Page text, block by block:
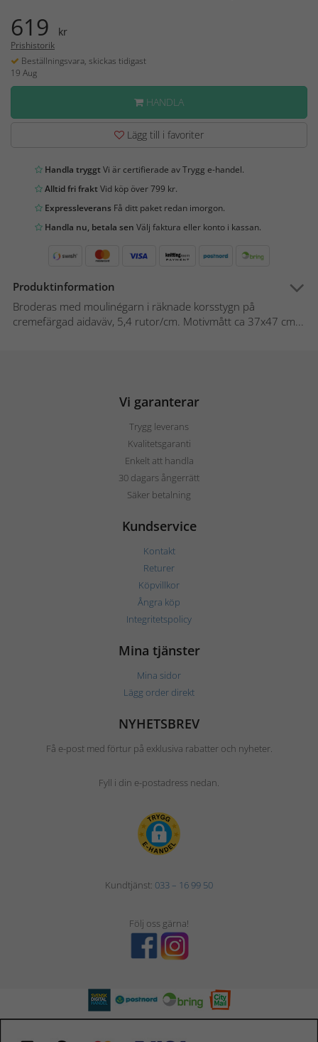
619 kr
Prishistorik
Beställningsvara, skickas tidigast
19 Aug
HANDLA
Lägg till i favoriter
Handla tryggtVi är certifierade av Trygg e-handel.
Alltid fri fraktVid köp över 799 kr.
Expressleverans Få ditt paket redan imorgon.
Handla nu, betala sen Välj faktura eller konto i kassan.
Produktinformation
Broderas med moulinégarn i räknade korsstygn på
cremefärgad aidaväv, 5,4 rutor/cm. Motivmått ca 37x47 cm...
Vi garanterar
Trygg leverans
Kvalitetsgaranti
Enkelt att handla
30 dagars ångerrätt
Säker betalning
Kundservice
Kontakt
Returer
Köpvillkor
Ångra köp
Integritetspolicy
Mina tjänster
Mina sidor
Lägg order direkt
NYHETSBREV
Få e-post med förtur på exklusiva rabatter och nyheter.
Fyll i din e-postadress nedan.
Kundtjänst: 033 – 16 99 50
Följ oss gärna!